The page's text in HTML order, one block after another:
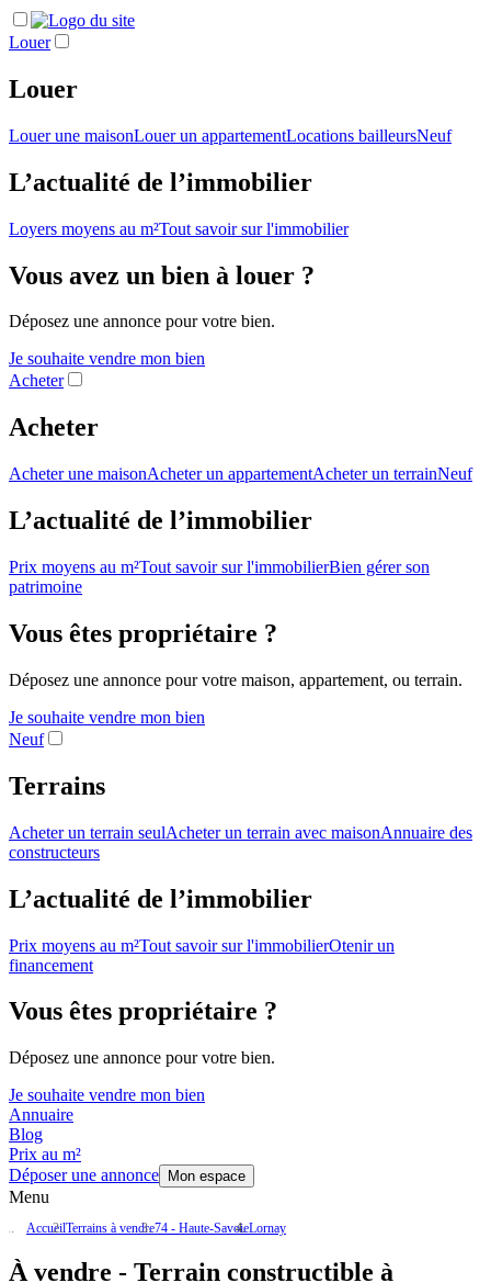
Louer
Louer
Louer une maisonLouer un appartementLocations bailleursNeuf
L’actualité de l’immobilier
Loyers moyens au m²Tout savoir sur l'immobilier
Vous avez un bien à louer ?
Déposez une annonce pour votre bien.
Je souhaite vendre mon bien
Acheter
Acheter
Acheter une maisonAcheter un appartementAcheter un terrainNeuf
L’actualité de l’immobilier
Prix moyens au m²Tout savoir sur l'immobilierBien gérer son
patrimoine
Vous êtes propriétaire ?
Déposez une annonce pour votre maison, appartement, ou terrain.
Je souhaite vendre mon bien
Neuf
Terrains
Acheter un terrain seulAcheter un terrain avec maisonAnnuaire des
constructeurs
L’actualité de l’immobilier
Prix moyens au m²Tout savoir sur l'immobilierOtenir un
financement
Vous êtes propriétaire ?
Déposez une annonce pour votre bien.
Je souhaite vendre mon bien
Annuaire
Blog
Prix au m²
Déposer une annonce
Mon espace
Menu
AccueilTerrains à vendre74 - Haute-SavoieLornay
À vendre - Terrain constructible à